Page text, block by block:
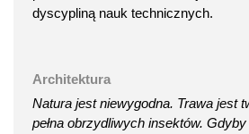
dyscypliną nauk technicznych.
Architektura
Natura jest niewygodna. Trawa jest
pełna obrzydliwych insektów. Gdyby